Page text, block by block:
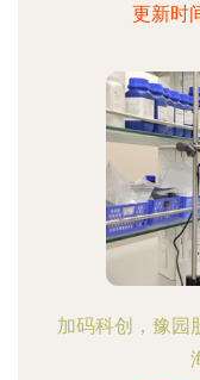
更新时
加码科创，豫园